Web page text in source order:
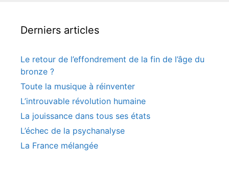
Derniers articles
Le retour de l’effondrement de la fin de l’âge du
bronze ?
Toute la musique à réinventer
L’introuvable révolution humaine
La jouissance dans tous ses états
L’échec de la psychanalyse
La France mélangée